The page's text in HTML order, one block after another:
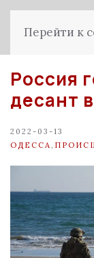
Перейти к
Россия
десант
2022-03-13
ОДЕССА